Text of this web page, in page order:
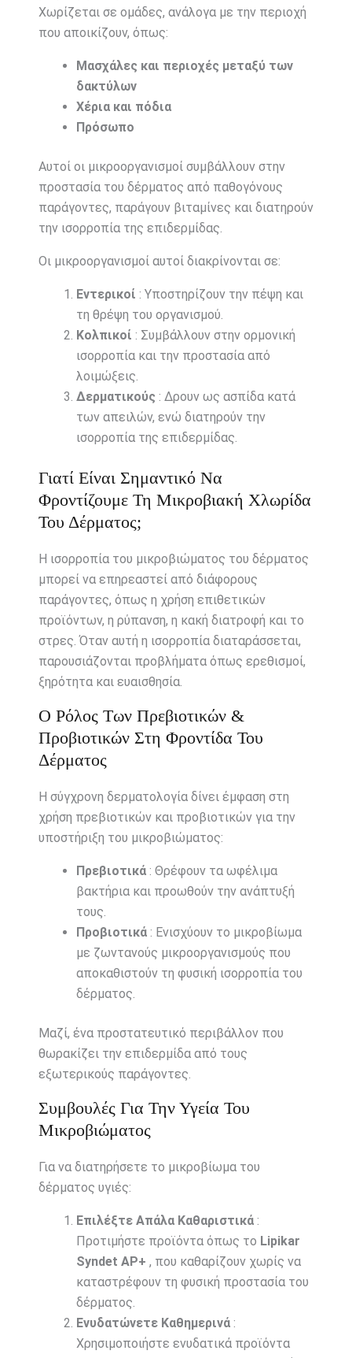
Χωρίζεται σε ομάδες, ανάλογα με την περιοχή
που αποικίζουν, όπως:
Μασχάλες και περιοχές μεταξύ των
δακτύλων
Χέρια και πόδια
Πρόσωπο
Αυτοί οι μικροοργανισμοί συμβάλλουν στην
προστασία του δέρματος από παθογόνους
παράγοντες, παράγουν βιταμίνες και διατηρούν
την ισορροπία της επιδερμίδας.
Οι μικροοργανισμοί αυτοί διακρίνονται σε:
Εντερικοί : Υποστηρίζουν την πέψη και
τη θρέψη του οργανισμού.
Κολπικοί : Συμβάλλουν στην ορμονική
ισορροπία και την προστασία από
λοιμώξεις.
Δερματικούς : Δρουν ως ασπίδα κατά
των απειλών, ενώ διατηρούν την
ισορροπία της επιδερμίδας.
Γιατί Είναι Σημαντικό Να
Φροντίζουμε Τη Μικροβιακή Χλωρίδα
Του Δέρματος;
Η ισορροπία του μικροβιώματος του δέρματος
μπορεί να επηρεαστεί από διάφορους
παράγοντες, όπως η χρήση επιθετικών
προϊόντων, η ρύπανση, η κακή διατροφή και το
στρες. Όταν αυτή η ισορροπία διαταράσσεται,
παρουσιάζονται προβλήματα όπως ερεθισμοί,
ξηρότητα και ευαισθησία.
Ο Ρόλος Των Πρεβιοτικών &
Προβιοτικών Στη Φροντίδα Του
Δέρματος
Η σύγχρονη δερματολογία δίνει έμφαση στη
χρήση πρεβιοτικών και προβιοτικών για την
υποστήριξη του μικροβιώματος:
Πρεβιοτικά: Θρέφουν τα ωφέλιμα
βακτήρια και προωθούν την ανάπτυξή
τους.
Προβιοτικά: Ενισχύουν το μικροβίωμα
με ζωντανούς μικροοργανισμούς που
αποκαθιστούν τη φυσική ισορροπία του
δέρματος.
Μαζί, ένα προστατευτικό περιβάλλον που
θωρακίζει την επιδερμίδα από τους
εξωτερικούς παράγοντες.
Συμβουλές Για Την Υγεία Του
Μικροβιώματος
Για να διατηρήσετε το μικροβίωμα του
δέρματος υγιές:
Επιλέξτε Απάλα Καθαριστικά:
Προτιμήστε προϊόντα όπως το Lipikar
Syndet AP+ , που καθαρίζουν χωρίς να
καταστρέφουν τη φυσική προστασία του
δέρματος.
Ενυδατώνετε Καθημερινά:
Χρησιμοποιήστε ενυδατικά προϊόντα